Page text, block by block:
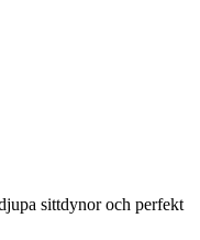
sittdynor och perfekt